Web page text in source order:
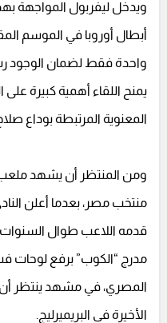
ويدخل ليفربول المواجهة
أبطال أوروبا في الموسم
واحدة فقط لضمان الوجود
يمنح اللقاء أهمية كبيرة
المعنوية المرتبطة بوداع
ومن المنتظر أن يشهد ملعب
منتخب مصر، بعدما أعلن
قدمه اللاعب طوال
مدرج “الكوب” برفع لوحات
المصري، في مشهد ينتظر
الأخيرة في البريميرليج.